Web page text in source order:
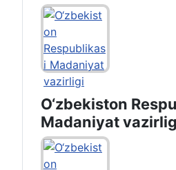
O‘zbekiston
Madaniyat